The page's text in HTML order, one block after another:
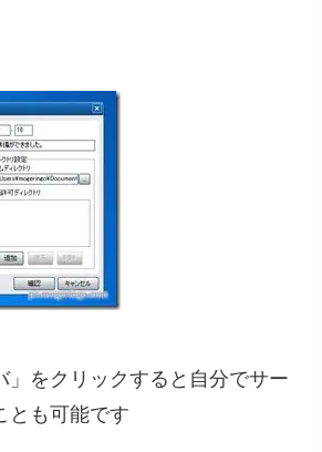
」をクリックすると自分でサー
とも可能です